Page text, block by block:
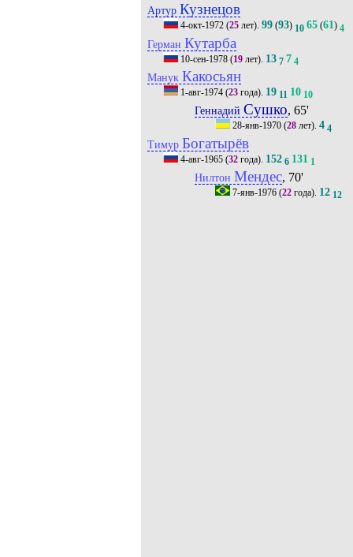
Артур Кузнецов
4-окт-1972(25лет). 99(93) 10 65(61) 4
Герман Кутарба
10-сен-1978(19лет). 13 7 7 4
Манук Какосьян
1-авг-1974(23года). 19 11 10 10
Геннадий Сушко, 65'
28-янв-1970 (28 лет).4 4
Тимур Богатырёв
4-авг-1965(32года). 152 6 131 1
Нилтон Мендес, 70'
7-янв-1976 (22 года). 12 12